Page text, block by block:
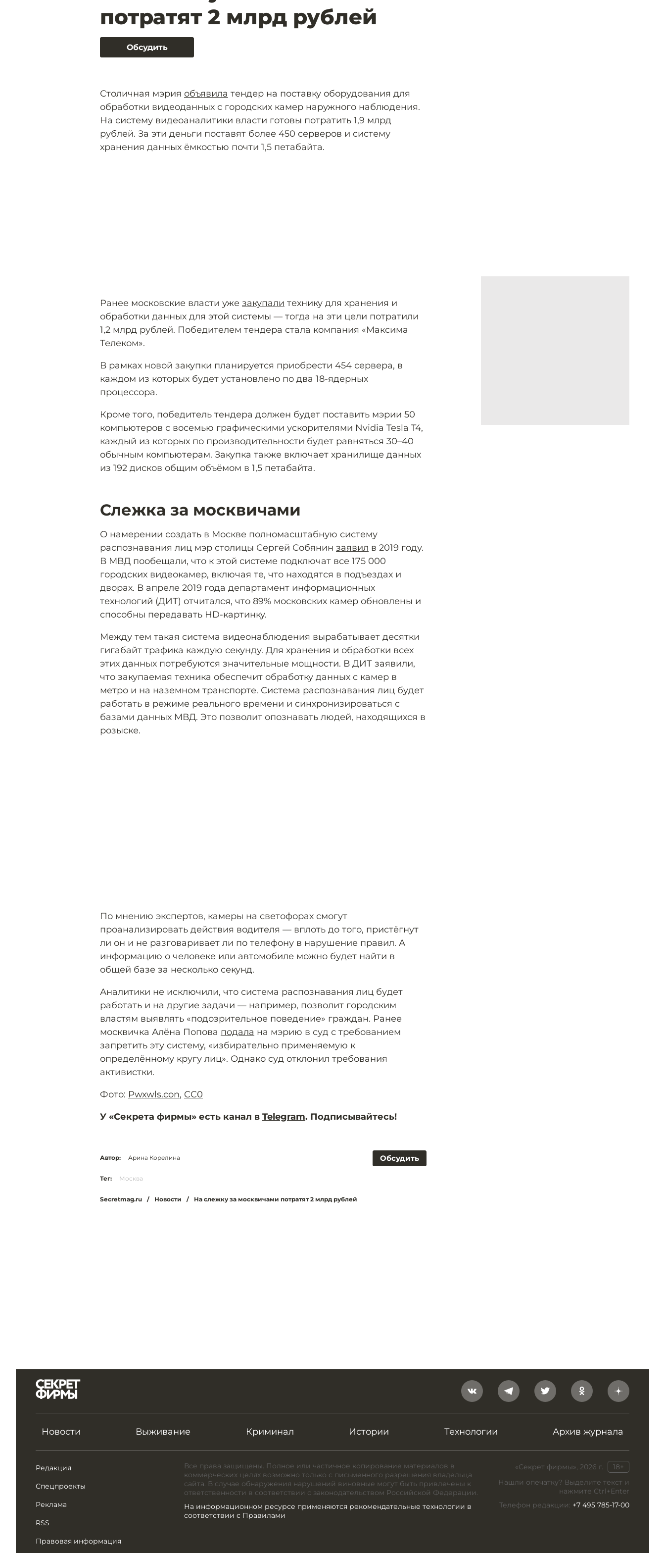
потратят 2 млрд рублей
Обсудить
Столичная мэрия объявила тендер на поставку оборудования для
обработки видеоданных с городских камер наружного наблюдения.
На систему видеоаналитики власти готовы потратить 1,9 млрд
рублей. За эти деньги поставят более 450 серверов и систему
хранения данных ёмкостью почти 1,5 петабайта.
Ранее московские власти уже закупали технику для хранения и
обработки данных для этой системы — тогда на эти цели потратили
1,2 млрд рублей. Победителем тендера стала компания «Максима
Телеком».
В рамках новой закупки планируется приобрести 454 сервера, в
каждом из которых будет установлено по два 18-ядерных
процессора.
Кроме того, победитель тендера должен будет поставить мэрии 50
компьютеров с восемью графическими ускорителями Nvidia Tesla T4,
каждый из которых по производительности будет равняться 30–40
обычным компьютерам. Закупка также включает хранилище данных
из 192 дисков общим объёмом в 1,5 петабайта.
Слежка за москвичами
О намерении создать в Москве полномасштабную систему
распознавания лиц мэр столицы Сергей Собянин заявил в 2019 году.
В МВД пообещали, что к этой системе подключат все 175 000
городских видеокамер, включая те, что находятся в подъездах и
дворах. В апреле 2019 года департамент информационных
технологий (ДИТ) отчитался, что 89% московских камер обновлены и
способны передавать HD-картинку.
Между тем такая система видеонаблюдения вырабатывает десятки
гигабайт трафика каждую секунду. Для хранения и обработки всех
этих данных потребуются значительные мощности. В ДИТ заявили,
что закупаемая техника обеспечит обработку данных с камер в
метро и на наземном транспорте. Система распознавания лиц будет
работать в режиме реального времени и синхронизироваться с
базами данных МВД. Это позволит опознавать людей, находящихся в
розыске.
По мнению экспертов, камеры на светофорах смогут
проанализировать действия водителя — вплоть до того, пристёгнут
ли он и не разговаривает ли по телефону в нарушение правил. А
информацию о человеке или автомобиле можно будет найти в
общей базе за несколько секунд.
Аналитики не исключили, что система распознавания лиц будет
работать и на другие задачи — например, позволит городским
властям выявлять «подозрительное поведение» граждан. Ранее
москвичка Алёна Попова подала на мэрию в суд с требованием
запретить эту систему, «избирательно применяемую к
определённому кругу лиц». Однако суд отклонил требования
активистки.
Фото: Pwxwls.con, CC0
У «Секрета фирмы» есть канал в Telegram. Подписывайтесь!
Обсудить
Автор: Арина Корелина
Тег: Москва
Secretmag.ru / Новости / На слежку за москвичами потратят 2 млрд рублей
Новости Выживание Криминал Истории Технологии Архив журнала
Редакция
Спецпроекты
Реклама
RSS
Правовая информация
«Секрет фирмы», 2026 г.
18+
Нашли опечатку? Выделите текст и
нажмите Ctrl+Enter
Телефон редакции: +7 495 785-17-00
Все права защищены. Полное или частичное копирование материалов в
коммерческих целях возможно только с письменного разрешения владельца
сайта. В случае обнаружения нарушений виновные могут быть привлечены к
ответственности в соответствии с законодательством Российской Федерации.
На информационном ресурсе применяются рекомендательные технологии в
соответствии с Правилами